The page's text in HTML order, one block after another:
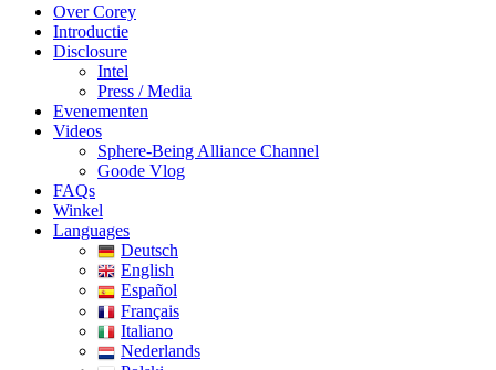
Over Corey
Introductie
Disclosure
Intel
Press / Media
Evenementen
Videos
Sphere-Being Alliance Channel
Goode Vlog
FAQs
Winkel
Languages
Deutsch
English
Español
Français
Italiano
Nederlands